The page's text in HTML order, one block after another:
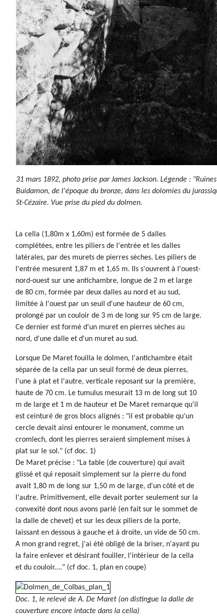
31 mars 1892, photo prise par James Jackson. Légende :
Buidamon, de l'époque du bronze, dans les dolomies du
St-Cézaire. Vue prise du pied du dolmen.
La cella (1,80m x 1,60m) est formée de 5 dalles
complétées, entre les piliers de l'entrée et les dalles
latérales, par des murets de pierres sèches. Les piliers de
l'entrée mesurent 1,87 m et 1,65 m. Ils s'ouvrent à l'ouest-
nord-ouest sur une antichambre, longue de 2 m et large
de 80 cm, formée par deux dalles au nord et au sud,
limitée à l'ouest par un seuil d'une hauteur de 60 cm,
prolongé par un couloir de 3 m de long sur 95 cm de large.
Ce dernier est formé d'un muret en pierres sèches au
nord, d'une dalle et d'un muret au sud.
Lorsque De Maret fouilla le dolmen, l'antichambre était
séparée de la cella par un seuil formé de deux pierres,
l'une à plat et l'autre, verticale reposant sur la première,
haute de 70 cm. Le tumulus mesurait 13 m de long sut 10
m de large et 1 m de hauteur et De Maret remarque qu'il
est ceinturé de gros blocs alignés : "il est probable qu'un
cercle devait ainsi entourer le monument, comme un
cromlech, dont les pierres seraient simplement mises à
plat sur le sol." (cf doc. 1)
De Maret précise : "La table (de couverture) qui avait
glissé et qui reposait simplement sur la pierre du fond
avait 1,80 m de long sur 1,50 m de large, d'un côté et de
l'autre. Primitivement, elle devait porter seulement sur la
convexité dont nous avons parlé (en fait sur le sommet de
la dalle de chevet) et sur les deux piliers de la porte,
laissant en dessous à gauche et à droite, un vide de 50 cm.
A mon grand regret, j'ai été obligé de la briser, n'ayant pu
la faire enlever et désirant fouiller, l'intérieur de la cella
et du couloir...." (cf doc. 1, plan en coupe)
Doc. 1, le relevé de A. De Maret (on distingue la dalle de
couverture encore intacte dans la cella)